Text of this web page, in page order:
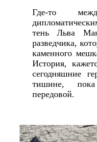
Где-то
тень Льва
разведчика,
каменного
История,
сегодняшние
тишине,
передовой.